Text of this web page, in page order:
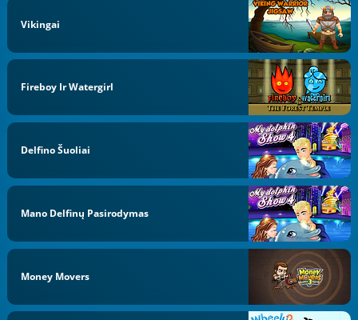
Vikingai
Fireboy Ir Watergirl
Delfino Šuoliai
Mano Delfinų Pasirodymas
Money Movers